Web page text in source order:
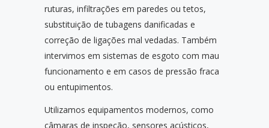
ruturas, infiltrações em paredes ou tetos,
substituição de tubagens danificadas e
correção de ligações mal vedadas. Também
intervimos em sistemas de esgoto com mau
funcionamento e em casos de pressão fraca
ou entupimentos.
Utilizamos equipamentos modernos, como
câmaras de inspeção, sensores acústicos,